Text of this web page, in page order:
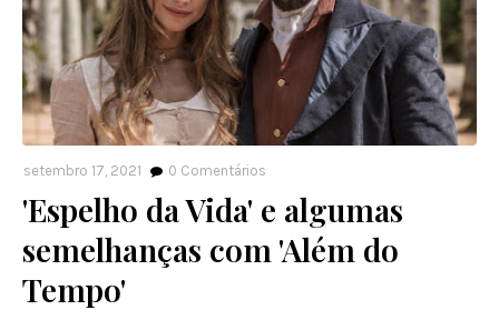
setembro 17, 2021 0 Comentários
'Espelho da Vida' e algumas
semelhanças com 'Além do
Tempo'